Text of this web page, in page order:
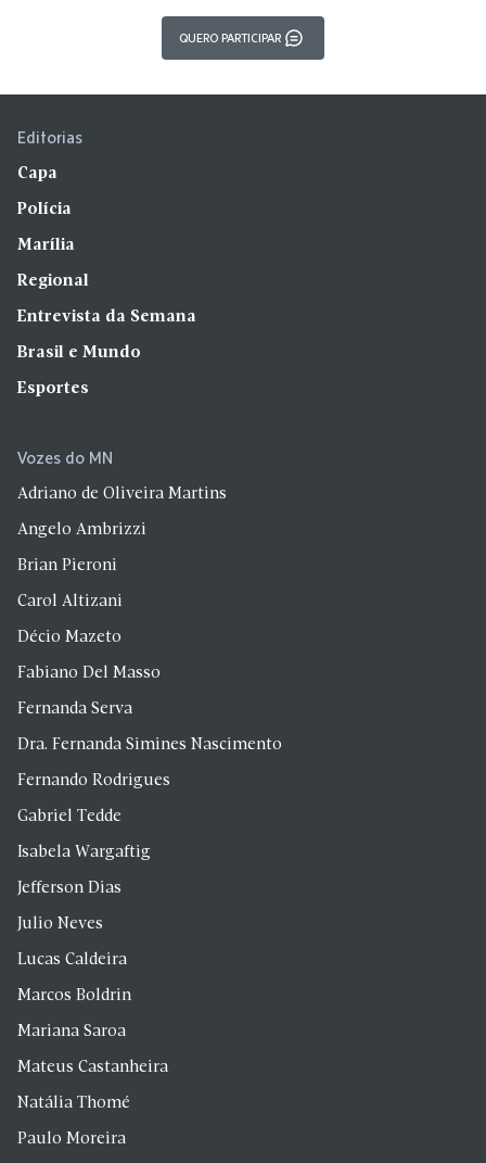
QUERO PARTICIPAR
Editorias
Capa
Polícia
Marília
Regional
Entrevista da Semana
Brasil e Mundo
Esportes
Vozes do MN
Adriano de Oliveira Martins
Angelo Ambrizzi
Brian Pieroni
Carol Altizani
Décio Mazeto
Fabiano Del Masso
Fernanda Serva
Dra. Fernanda Simines Nascimento
Fernando Rodrigues
Gabriel Tedde
Isabela Wargaftig
Jefferson Dias
Julio Neves
Lucas Caldeira
Marcos Boldrin
Mariana Saroa
Mateus Castanheira
Natália Thomé
Paulo Moreira